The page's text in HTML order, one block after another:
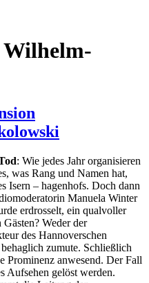
: Wie jedes Jahr organisieren
was Rang und Namen hat,
Isern – hagenhofs. Doch dann
Manuela Winter
erdrosselt, ein qualvoller
Weder der
des Hannoverschen
zumute. Schließlich
Prominenz anwesend. Der Fall
Aufsehen gelöst werden.